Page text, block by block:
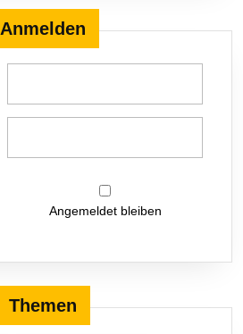
Anmelden
Angemeldet bleiben
Themen